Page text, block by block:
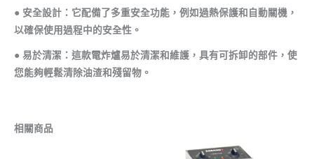
● 安全設計：它配備了多重安全功能，例如過熱保護和自動關機，
以確保使用過程中的安全性。
● 易於清潔：這款電炸爐易於清潔和維護，具有可拆卸的部件，使
您能夠輕鬆清除油渣和殘留物。
相關商品